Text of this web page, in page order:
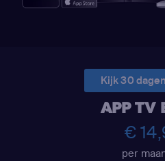
Kijk 30
APP TV
€
per